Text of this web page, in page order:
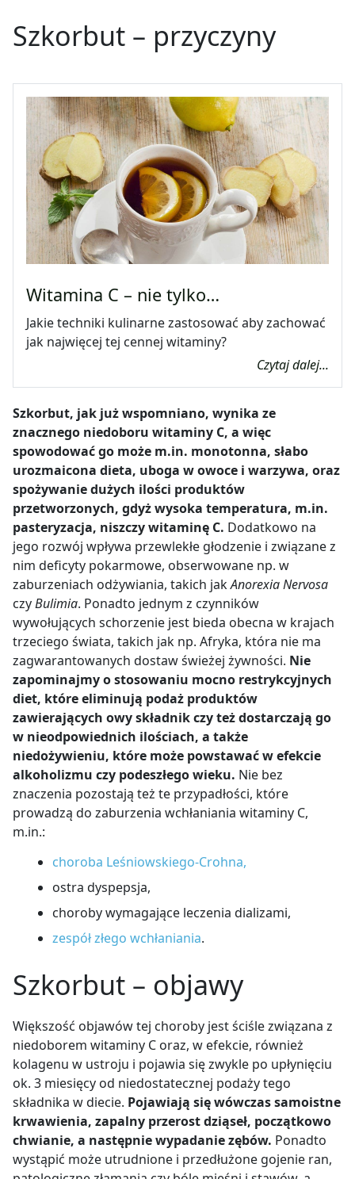
Szkorbut – przyczyny
Witamina C – nie tylko…
Jakie techniki kulinarne zastosować aby zachować
jak najwięcej tej cennej witaminy?
Czytaj dalej...
Szkorbut, jak już wspomniano, wynika ze
znacznego niedoboru witaminy C, a więc
spowodować go może m.in. monotonna, słabo
urozmaicona dieta, uboga w owoce i warzywa, oraz
spożywanie dużych ilości produktów
przetworzonych, gdyż wysoka temperatura, m.in.
pasteryzacja, niszczy witaminę C. Dodatkowo na
jego rozwój wpływa przewlekłe głodzenie i związane z
nim deficyty pokarmowe, obserwowane np. w
zaburzeniach odżywiania, takich jakAnorexia Nervosa
czyBulimia. Ponadto jednym z czynników
wywołujących schorzenie jest bieda obecna w krajach
trzeciego świata, takich jak np. Afryka, która nie ma
zagwarantowanych dostaw świeżej żywności. Nie
zapominajmy o stosowaniu mocno restrykcyjnych
diet, które eliminują podaż produktów
zawierających owy składnik czy też dostarczają go
w nieodpowiednich ilościach, a także
niedożywieniu, które może powstawać w efekcie
alkoholizmu czy podeszłego wieku. Nie bez
znaczenia pozostają też te przypadłości, które
prowadzą do zaburzenia wchłaniania witaminy C,
m.in.:
choroba Leśniowskiego-Crohna,
ostra dyspepsja,
choroby wymagające leczenia dializami,
zespół złego wchłaniania.
Szkorbut – objawy
Większość objawów tej choroby jest ściśle związana z
niedoborem witaminy C oraz, w efekcie, również
kolagenu w ustroju i pojawia się zwykle po upłynięciu
ok. 3 miesięcy od niedostatecznej podaży tego
składnika w diecie. Pojawiają się wówczas samoistne
krwawienia, zapalny przerost dziąseł, początkowo
chwianie, a następnie wypadanie zębów. Ponadto
wystąpić może utrudnione i przedłużone gojenie ran,